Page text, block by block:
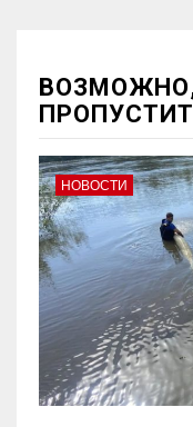
НОВОСТИ